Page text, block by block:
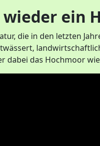
ein
die in den letzten
dabei das Hochmoor